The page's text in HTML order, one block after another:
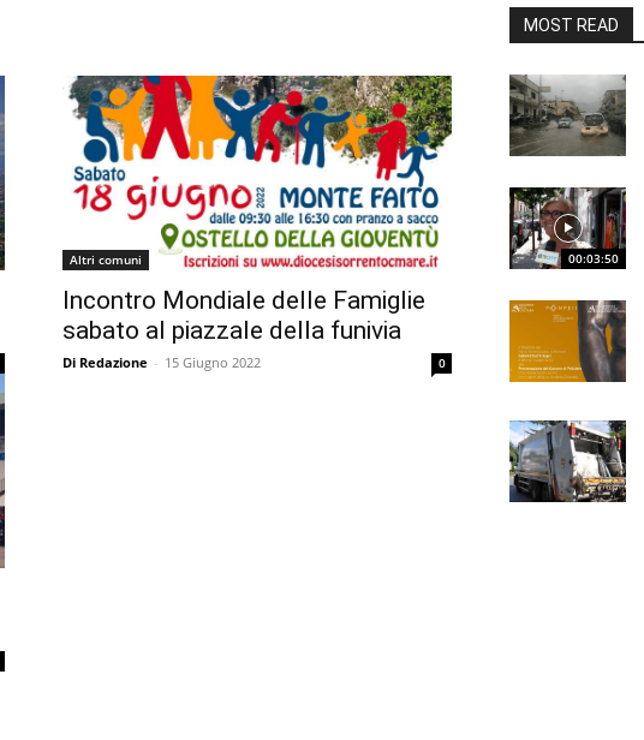
Altri comuni
Incontro Mondiale delle Famiglie
sabato al piazzale della funivia
Di Redazione - 15 Giugno 2022 0
MOST READ
00:03:50